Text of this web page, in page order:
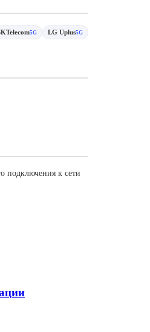
5G LG Uplus5G
подключения к сети